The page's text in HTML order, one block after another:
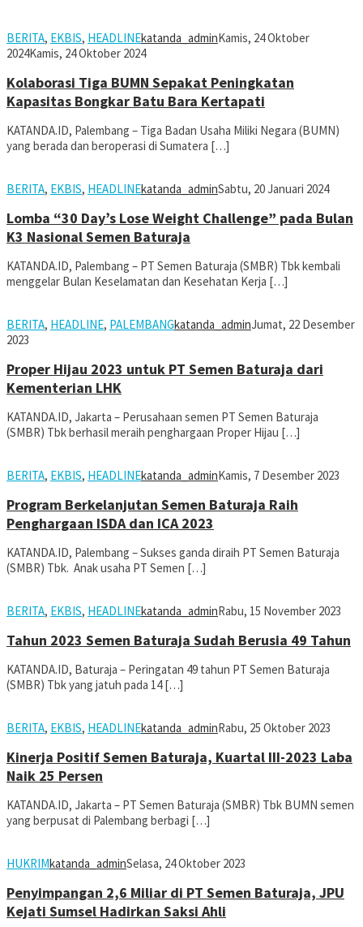
BERITA, EKBIS, HEADLINEkatanda_adminKamis, 24 Oktober
2024Kamis, 24 Oktober 2024
Kolaborasi Tiga BUMN Sepakat Peningkatan
Kapasitas Bongkar Batu Bara Kertapati
KATANDA.ID, Palembang – Tiga Badan Usaha Miliki Negara (BUMN)
yang berada dan beroperasi di Sumatera […]
BERITA, EKBIS, HEADLINEkatanda_adminSabtu, 20 Januari 2024
Lomba “30 Day’s Lose Weight Challenge” pada Bulan
K3 Nasional Semen Baturaja
KATANDA.ID, Palembang – PT Semen Baturaja (SMBR) Tbk kembali
menggelar Bulan Keselamatan dan Kesehatan Kerja […]
BERITA, HEADLINE, PALEMBANGkatanda_adminJumat, 22 Desember
2023
Proper Hijau 2023 untuk PT Semen Baturaja dari
Kementerian LHK
KATANDA.ID, Jakarta – Perusahaan semen PT Semen Baturaja
(SMBR) Tbk berhasil meraih penghargaan Proper Hijau […]
BERITA, EKBIS, HEADLINEkatanda_adminKamis, 7 Desember 2023
Program Berkelanjutan Semen Baturaja Raih
Penghargaan ISDA dan ICA 2023
KATANDA.ID, Palembang – Sukses ganda diraih PT Semen Baturaja
(SMBR) Tbk. Anak usaha PT Semen […]
BERITA, EKBIS, HEADLINEkatanda_adminRabu, 15 November 2023
Tahun 2023 Semen Baturaja Sudah Berusia 49 Tahun
KATANDA.ID, Baturaja – Peringatan 49 tahun PT Semen Baturaja
(SMBR) Tbk yang jatuh pada 14 […]
BERITA, EKBIS, HEADLINEkatanda_adminRabu, 25 Oktober 2023
Kinerja Positif Semen Baturaja, Kuartal III-2023 Laba
Naik 25 Persen
KATANDA.ID, Jakarta – PT Semen Baturaja (SMBR) Tbk BUMN semen
yang berpusat di Palembang berbagi […]
HUKRIMkatanda_adminSelasa, 24 Oktober 2023
Penyimpangan 2,6 Miliar di PT Semen Baturaja, JPU
Kejati Sumsel Hadirkan Saksi Ahli